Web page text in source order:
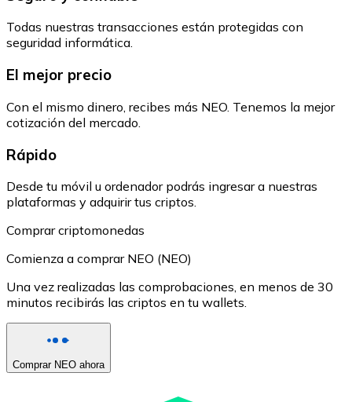
Todas nuestras transacciones están protegidas con
seguridad informática.
El mejor precio
Con el mismo dinero, recibes más NEO. Tenemos la mejor
cotización del mercado.
Rápido
Desde tu móvil u ordenador podrás ingresar a nuestras
plataformas y adquirir tus criptos.
Comprar criptomonedas
Comienza a comprar NEO (NEO)
Una vez realizadas las comprobaciones, en menos de 30
minutos recibirás las criptos en tu wallets.
Comprar NEO ahora